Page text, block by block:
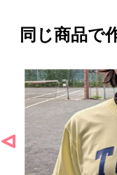
同じ商品で